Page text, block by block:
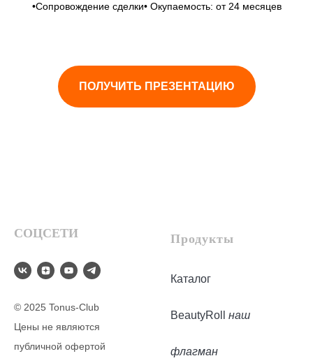
•Сопровождение сделки• Окупаемость: от 24 месяцев
ПОЛУЧИТЬ ПРЕЗЕНТАЦИЮ
СОЦСЕТИ
© 2025 Tonus-Club
Цены не являются
публичной офертой
Продукты
Каталог
BeautyRoll наш
флагман